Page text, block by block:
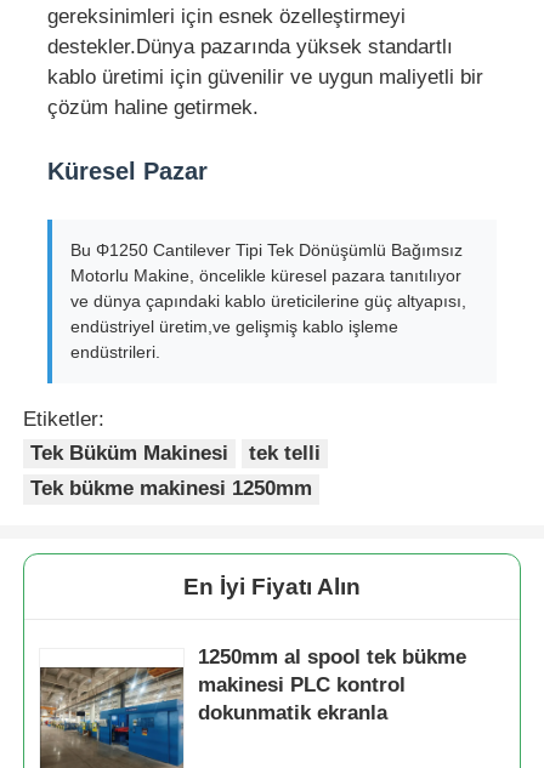
gereksinimleri için esnek özelleştirmeyi
destekler.Dünya pazarında yüksek standartlı
kablo üretimi için güvenilir ve uygun maliyetli bir
çözüm haline getirmek.
Küresel Pazar
Bu Φ1250 Cantilever Tipi Tek Dönüşümlü Bağımsız
Motorlu Makine, öncelikle küresel pazara tanıtılıyor
ve dünya çapındaki kablo üreticilerine güç altyapısı,
endüstriyel üretim,ve gelişmiş kablo işleme
endüstrileri.
Etiketler:
Tek Büküm Makinesi
tek telli
Tek bükme makinesi 1250mm
En İyi Fiyatı Alın
1250mm al spool tek bükme
makinesi PLC kontrol
dokunmatik ekranla